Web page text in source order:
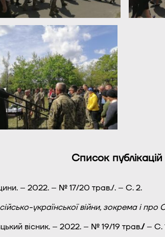
Список публікацій
– 2022. – № 17/20 трав./. – С. 2.
української війни, зокрема і
вісник. – 2022. – № 19/19 трав./– С.